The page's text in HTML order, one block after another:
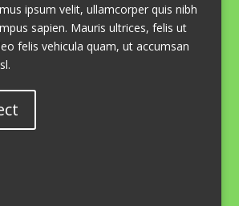
ipsum velit, ullamcorper quis nibh
sapien. Mauris ultrices, felis ut
felis vehicula quam, ut accumsan